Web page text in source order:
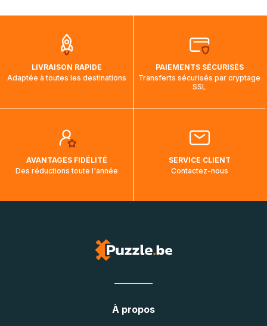
aura touché terre.
LIVRAISON RAPIDE
Adaptée à toutes les destinations
PAIEMENTS SÉCURISÉS
Transferts sécurisés par cryptage
SSL
AVANTAGES FIDÉLITÉ
Des réductions toute l'année
SERVICE CLIENT
Contactez-nous
À propos